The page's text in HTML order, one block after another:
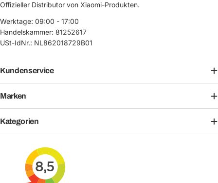
Offizieller Distributor von Xiaomi-Produkten.
Werktage: 09:00 - 17:00
Handelskammer: 81252617
USt-IdNr.: NL862018729B01
Kundenservice
Marken
Kategorien